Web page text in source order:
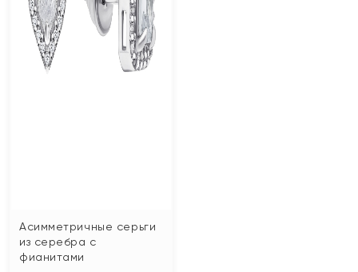
Асимметричные серьги
из серебра с
фианитами